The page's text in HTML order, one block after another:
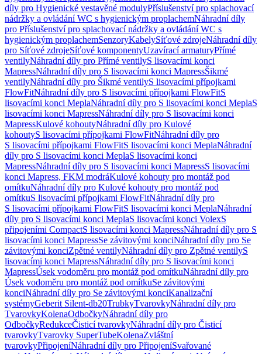
díly pro Hygienické vestavěné modulyPříslušenství pro splachovací
nádržky a ovládání WC s hygienickým proplachemNáhradní díly
pro Příslušenství pro splachovací nádržky a ovládání WC s
hygienickým proplachemSenzoryKabelySíťové zdrojeNáhradní díly
pro Síťové zdrojeSíťové komponentyUzavírací armaturyPřímé
ventilyNáhradní díly pro Přímé ventilyS lisovacími konci
MapressNáhradní díly pro S lisovacími konci MapressŠikmé
ventilyNáhradní díly pro Šikmé ventilyS lisovacími přípojkami
FlowFitNáhradní díly pro S lisovacími přípojkami FlowFitS
lisovacími konci MeplaNáhradní díly pro S lisovacími konci MeplaS
lisovacími konci MapressNáhradní díly pro S lisovacími konci
MapressKulové kohoutyNáhradní díly pro Kulové
kohoutyS lisovacími přípojkami FlowFitNáhradní díly pro
S lisovacími přípojkami FlowFitS lisovacími konci MeplaNáhradní
díly pro S lisovacími konci MeplaS lisovacími konci
MapressNáhradní díly pro S lisovacími konci MapressS lisovacími
konci Mapress, FKM modráKulové kohouty pro montáž pod
omítkuNáhradní díly pro Kulové kohouty pro montáž pod
omítkuS lisovacími přípojkami FlowFitNáhradní díly pro
S lisovacími přípojkami FlowFitS lisovacími konci MeplaNáhradní
díly pro S lisovacími konci MeplaS lisovacími konci VolexS
připojeními CompactS lisovacími konci MapressNáhradní díly pro S
lisovacími konci MapressSe závitovými konciNáhradní díly pro Se
závitovými konciZpětné ventilyNáhradní díly pro Zpětné ventilyS
lisovacími konci MapressNáhradní díly pro S lisovacími konci
MapressÚsek vodoměru pro montáž pod omítkuNáhradní díly pro
Úsek vodoměru pro montáž pod omítkuSe závitovými
konciNáhradní díly pro Se závitovými konciKanalizační
systémyGeberit Silent-db20TrubkyTvarovkyNáhradní díly pro
TvarovkyKolenaOdbočkyNáhradní díly pro
OdbočkyRedukceČisticí tvarovkyNáhradní díly pro Čisticí
tvarovkyTvarovky SuperTubeKolenaZvláštní
tvarovkyPřipojeníNáhradní díly pro PřipojeníSvařované